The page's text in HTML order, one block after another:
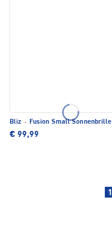
Bliz · Fusion Small Sonnenbrille
€ 99,99
1